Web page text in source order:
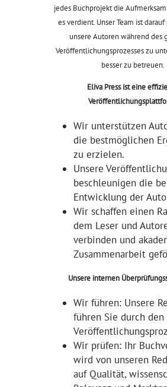
jedes Buchprojekt die
es verdient. Unser Team ist
unsere Autoren während des
Veröffentlichungsprozesses zu
besser zu betreuen.
Eliva Press ist eine
Wir unterstützen
die bestmöglichen
zu erzielen.
Unsere
beschleunigen die
Entwicklung der
Wir schaffen einen
dem Leser und
verbinden und
Zusammenarbeit
Unsere internen
Wir führen: Unsere
führen Sie durch den
Wir prüfen: Ihr
wird von unseren
auf Qualität,